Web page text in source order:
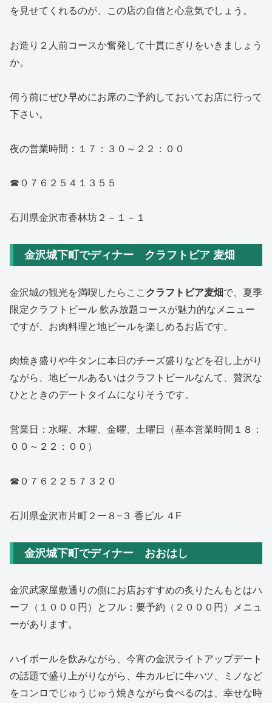
を見せてくれるのが、この店の自信と心意気でしょう。
お造り２人前コースか奮発して十貫にぎりをいきましょう
か。
伺う前にぜひ早めにお席のご予約しておいてお店に行って
下さい。
夜の営業時間：１７：３０～２２：００
☎０７６２５４１３５５
石川県金沢市香林坊２－１－１
金沢城下町でディナー クラフトビア 麦畑
金沢城の観光を満喫したらここ クラフトビア麦畑で、夏季
限定クラフトビール 飲み放題コースが魅力的なメニュー
ですが、お肉料理と地ビールを楽しめるお店です。
肉焼き盛りや牛タンに本日のチーズ盛りなどを召し上がり
ながら、地ビールあるいはクラフトビールなんて、贅沢な
ひとときのデートタイムになりそうです。
営業日：水曜、木曜、金曜、土曜日（基本営業時間１８：
００～２２：００）
☎０７６２２５７３２０
石川県金沢市片町２ー８−３ 香ビル ４F
金沢城下町でディナー おおはし
金沢武家屋敷通りの側にお店おすすめの炙りたんもとはハ
ーフ（１０００円）とフル：要予約（２０００円）メニュ
ーがあります。
ハイボールを飲みながら、今宵の金沢ライトアップデート
の話題で盛り上がりながら、牛カルビに牛ハツ、ミノなど
をコンロでじゅうじゅう焼きながら食べるのは、幸せな時